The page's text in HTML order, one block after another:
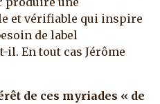
et vérifiable qui inspire
de label
En tout cas Jérôme
de ces myriades « de